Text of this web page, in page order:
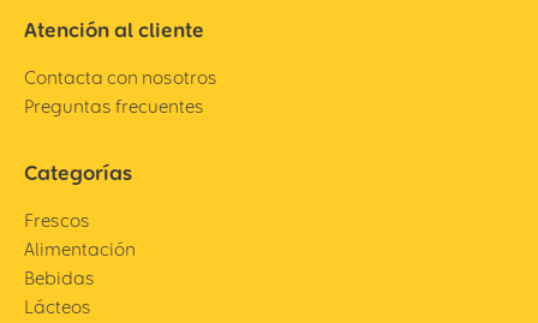
Atención al cliente
Contacta con nosotros
Preguntas frecuentes
Categorías
Frescos
Alimentación
Bebidas
Lácteos